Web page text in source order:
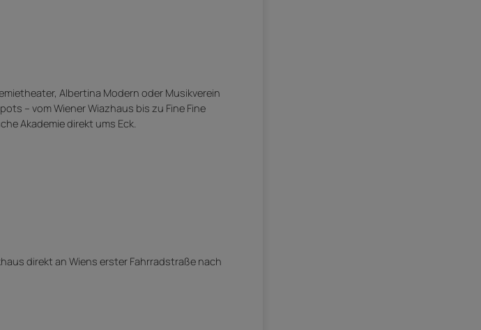
Albertina Modern oder Musikverein
– vom Wiener Wiazhaus bis zu Fine Fine
Akademie direkt ums Eck.
direkt an Wiens erster Fahrradstraße nach